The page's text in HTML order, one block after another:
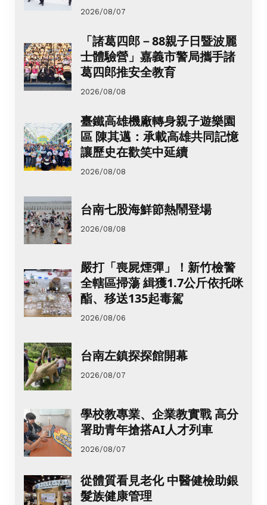
2026/08/07
「諸葛四郎－88親子日暨波麗
士體驗營」嘉義市警局攜手諸
葛四郎推安全教育
2026/08/08
臺鐵高雄機廠轉身親子遊樂園
區 陳其邁：承載高雄共同記憶
讓歷史在歡笑中延續
2026/08/08
台南七股海鮮節熱鬧登場
2026/08/08
嚴打「喪屍煙彈」！新竹檢警
全轄區掃蕩 緝獲1.7公斤依托咪
酯、移送135起毒駕
2026/08/06
台南左鎮探探館開幕
2026/08/07
學校教專業、企業教實戰 高分
署助青年搶搭AI人才列車
2026/08/07
從體質看見老化 中醫健檢助銀
髮族健康管理